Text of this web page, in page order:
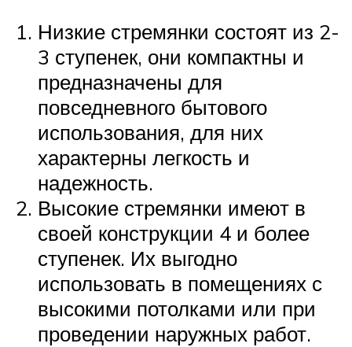
Низкие стремянки состоят из 2-
3 ступенек, они компактны и
предназначены для
повседневного бытового
использования, для них
характерны легкость и
надежность.
Высокие стремянки имеют в
своей конструкции 4 и более
ступенек. Их выгодно
использовать в помещениях с
высокими потолками или при
проведении наружных работ.